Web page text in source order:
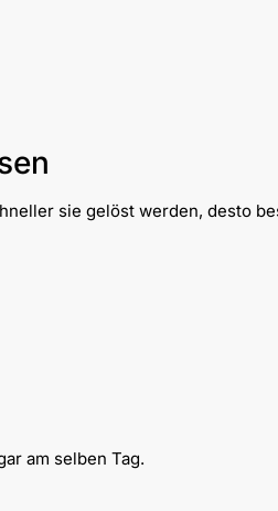
sie gelöst werden, desto
am selben Tag.